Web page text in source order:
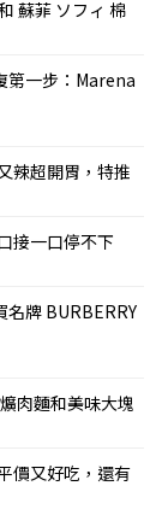
蘇菲 ソフィ 棉
第一步：Marena
辣超開胃，特推
接一口停不下
牌 BURBERRY
肉麵和美味大塊
價又好吃，還有